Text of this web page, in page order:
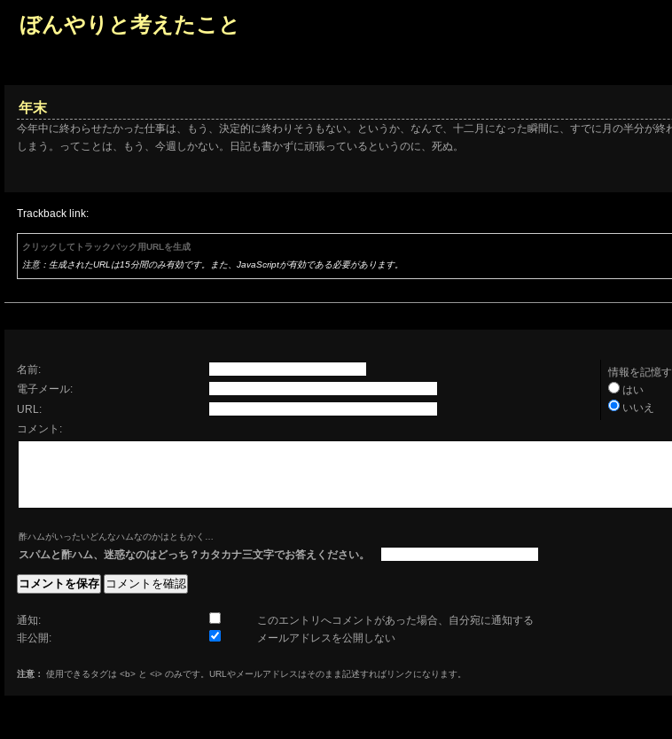
ぼんやりと考えたこと
年末
今年中に終わらせたかった仕事は、もう、決定的に終わりそうもない。というか、なんで、十二月になった瞬間に、すでに月の半分が
しまう。ってことは、もう、今週しかない。日記も書かずに頑張っているというのに、死ぬ。
Trackback link:
クリックしてトラックバック用URLを生成
注意：生成されたURLは15分間のみ有効です。また、JavaScriptが有効である必要があります。
名前:
情報を記憶
はい
いいえ
電子メール:
URL:
コメント:
酢ハムがいったいどんなハムなのかはともかく…
スパムと酢ハム、迷惑なのはどっち？カタカナ三文字でお答えください。
通知:
このエントリへコメントがあった場合、自分宛に通知する
非公開:
メールアドレスを公開しない
注意： 使用できるタグは <b> と <i> のみです。URLやメールアドレスはそのまま記述すればリンクになります。